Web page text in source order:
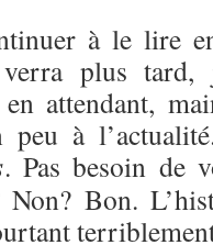
à le lire
plus
attendant,
peu à
. Pas besoin de
Bon.